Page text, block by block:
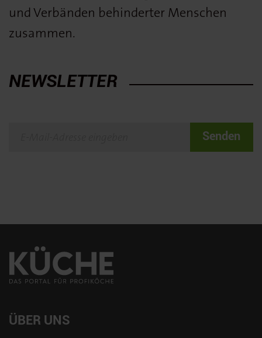
und Verbänden behinderter Menschen
zusammen.
NEWSLETTER
Senden
ÜBER UNS